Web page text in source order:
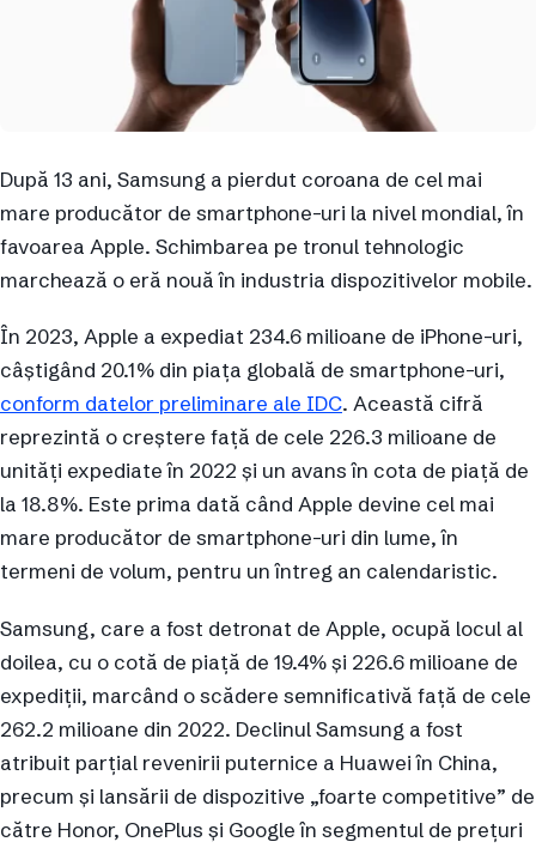
După 13 ani, Samsung a pierdut coroana de cel mai
mare producător de smartphone-uri la nivel mondial, în
favoarea Apple. Schimbarea pe tronul tehnologic
marchează o eră nouă în industria dispozitivelor mobile.
În 2023, Apple a expediat 234.6 milioane de iPhone-uri,
câștigând 20.1% din piața globală de smartphone-uri,
conform datelor preliminare ale IDC. Această cifră
reprezintă o creștere față de cele 226.3 milioane de
unități expediate în 2022 și un avans în cota de piață de
la 18.8%. Este prima dată când Apple devine cel mai
mare producător de smartphone-uri din lume, în
termeni de volum, pentru un întreg an calendaristic.
Samsung, care a fost detronat de Apple, ocupă locul al
doilea, cu o cotă de piață de 19.4% și 226.6 milioane de
expediții, marcând o scădere semnificativă față de cele
262.2 milioane din 2022. Declinul Samsung a fost
atribuit parțial revenirii puternice a Huawei în China,
precum și lansării de dispozitive „foarte competitive” de
către Honor, OnePlus și Google în segmentul de prețuri